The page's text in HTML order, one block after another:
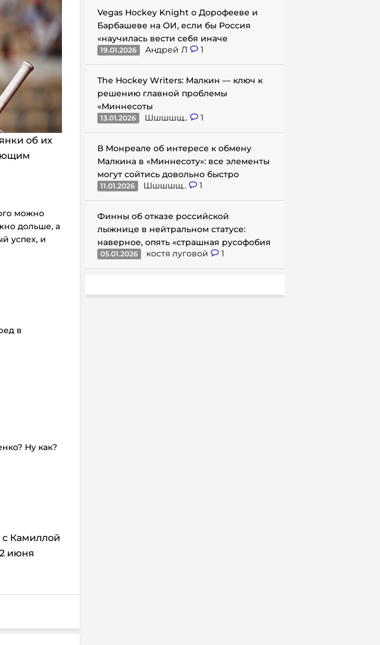
об их
можно
дольше, а
успех, и
в
Ну как?
с Камиллой
июня
Vegas Hockey Knight о Дорофееве и
Барбашеве на ОИ, если бы Россия
«научилась вести себя иначе
19.01.2026 Андрей Л 1
The Hockey Writers: Малкин — ключ к
решению главной проблемы
«Миннесоты
13.01.2026 Шшшшщ.. 1
В Монреале об интересе к обмену
Малкина в «Миннесоту»: все элементы
могут сойтись довольно быстро
11.01.2026 Шшшшщ.. 1
Финны об отказе российской
лыжнице в нейтральном статусе:
наверное, опять «страшная русофобия
05.01.2026 костя луговой 1